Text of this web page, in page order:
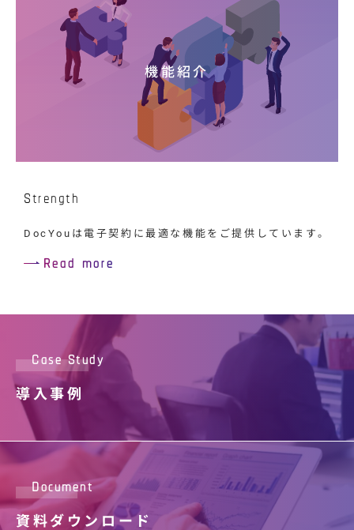
機能紹介
Strength
DocYouは電子契約に最適な機能をご提供しています。
Read more
Case Study
導入事例
Document
資料ダウンロード